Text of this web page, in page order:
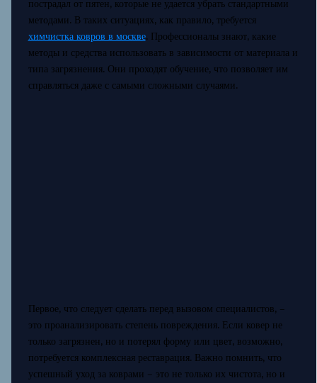
пострадал от пятен, которые не удается убрать стандартными
методами. В таких ситуациях, как правило, требуется
химчистка ковров в москве. Профессионалы знают, какие
методы и средства использовать в зависимости от материала и
типа загрязнения. Они проходят обучение, что позволяет им
справляться даже с самыми сложными случаями.
Первое, что следует сделать перед вызовом специалистов, –
это проанализировать степень повреждения. Если ковер не
только загрязнен, но и потерял форму или цвет, возможно,
потребуется комплексная реставрация. Важно помнить, что
успешный уход за коврами – это не только их чистота, но и